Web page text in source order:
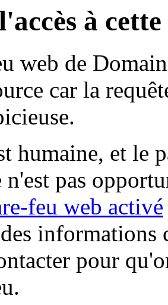
à
web de
car la
humaine, et le
n'est pas
feu web activé
informations
pour